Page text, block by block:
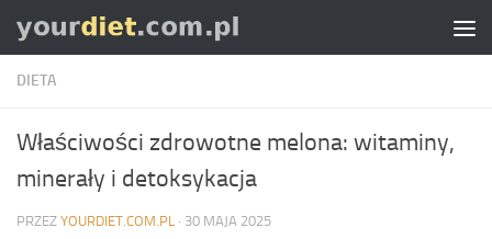
Skip to content
DIETA
Właściwości zdrowotne melona: witaminy,
minerały i detoksykacja
PRZEZ YOURDIET.COM.PL · 30 MAJA 2025